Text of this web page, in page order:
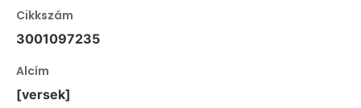
Cikkszám
3001097235
Alcím
[versek]